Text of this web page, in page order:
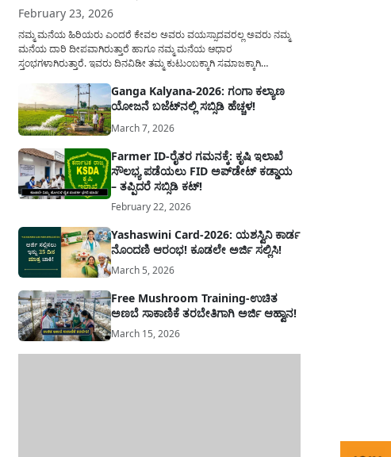
February 23, 2026
ನಮ್ಮ ಮನೆಯ ಹಿರಿಯರು ಎಂದರೆ ಕೇವಲ ಅವರು ವಯಸ್ಸಾದವರಲ್ಲ ಅವರು ನಮ್ಮ
ಮನೆಯ ದಾರಿ ದೀಪವಾಗಿರುತ್ತಾರೆ ಹಾಗೂ ನಮ್ಮ ಮನೆಯ ಆಧಾರ
ಸ್ತಂಭಗಳಾಗಿರುತ್ತಾರೆ. ಇವರು ದಿನವಿಡೀ ತಮ್ಮ ಕುಟುಂಬಕ್ಕಾಗಿ ಸಮಾಜಕ್ಕಾಗಿ
ನೆಮ್ಮದಿಯಿಂದ ಕಳೆಯಬೇಕೆಂಬುದು ಪ್ರತಿಯೊಬ್ಬರ ಕನಸಾಗಿರುತ್ತದೆ ಆದ್ದರಿಂದ
ಸರ್ಕಾರವು ಹಿರಿಯ ನಾಗರಿಕರ ಗುರುತಿನ ಚೀಟಿ...
Ganga Kalyana-2026: ಗಂಗಾ ಕಲ್ಯಾಣ
ಯೋಜನೆ ಬಜೆಟ್‌ನಲ್ಲಿ ಸಬ್ಸಿಡಿ ಹೆಚ್ಚಳ!
March 7, 2026
Farmer ID-ರೈತರ ಗಮನಕ್ಕೆ: ಕೃಷಿ ಇಲಾಖೆ
ಸೌಲಭ್ಯ ಪಡೆಯಲು FID ಅಪ್‌ಡೇಟ್ ಕಡ್ಡಾಯ
– ತಪ್ಪಿದರೆ ಸಬ್ಸಿಡಿ ಕಟ್!
February 22, 2026
Yashaswini Card-2026: ಯಶಸ್ವಿನಿ ಕಾರ್ಡ
ನೊಂದಣಿ ಆರಂಭ! ಕೂಡಲೇ ಅರ್ಜಿ ಸಲ್ಲಿಸಿ!
March 5, 2026
Free Mushroom Training-ಉಚಿತ
ಅಣಬೆ ಸಾಕಾಣಿಕೆ ತರಬೇತಿಗಾಗಿ ಅರ್ಜಿ ಆಹ್ವಾನ!
March 15, 2026